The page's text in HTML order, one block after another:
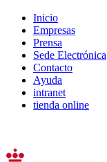
Inicio
Empresas
Prensa
Sede Electrónica
Contacto
Ayuda
intranet
tienda online